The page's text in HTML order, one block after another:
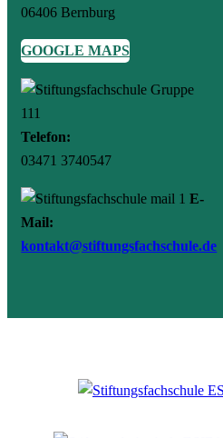
06406 Bernburg
GOOGLE MAPS
Telefon:
03471 3740547
E-
Mail:
kontakt@stiftungsfachschule.de